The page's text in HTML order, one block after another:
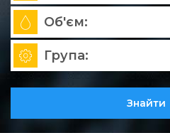
Об'єм:
Група:
Знайти